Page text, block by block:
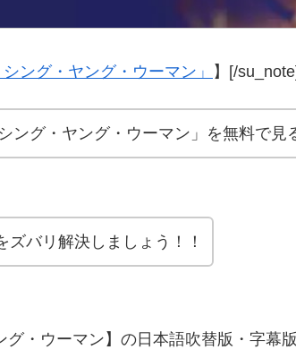
ング・ヤング・ウーマン」 】[/
ング・ヤング・ウーマン」を無料で見
ズバリ解決しましょう！！
・ウーマン】の日本語吹替版・字幕